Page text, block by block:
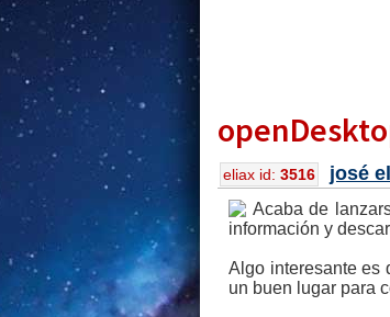
eliax id: 3516 josé
Acaba de
información y
Algo interesante es
un buen lugar para